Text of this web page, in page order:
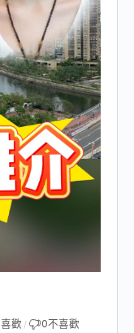
喜歡 / 0不喜歡